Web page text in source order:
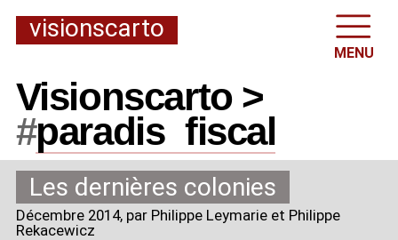
visionscarto
MENU
Visionscarto >
#paradis_ fiscal
Les dernières colonies
Décembre 2014, par Philippe Leymarie et Philippe
Rekacewicz